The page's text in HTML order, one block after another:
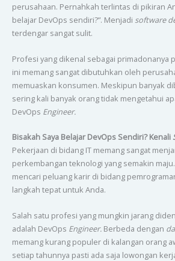
perusahaan. Pernahkah terlintas di pikiran
belajar DevOps sendiri?”. Menjadi software
terdengar sangat sulit.
Profesi yang dikenal sebagai primadonanya
ini memang sangat dibutuhkan oleh
memuaskan konsumen. Meskipun banyak
sering kali banyak orang tidak mengetahui
DevOps Engineer.
Bisakah Saya Belajar DevOps Sendiri? Kenali
Pekerjaan di bidang IT memang sangat
perkembangan teknologi yang semakin
mencari peluang karir di bidang
langkah tepat untuk Anda.
Salah satu profesi yang mungkin jarang
adalah DevOps Engineer. Berbeda dengan
memang kurang populer di kalangan orang
setiap tahunnya pasti ada saja lowongan